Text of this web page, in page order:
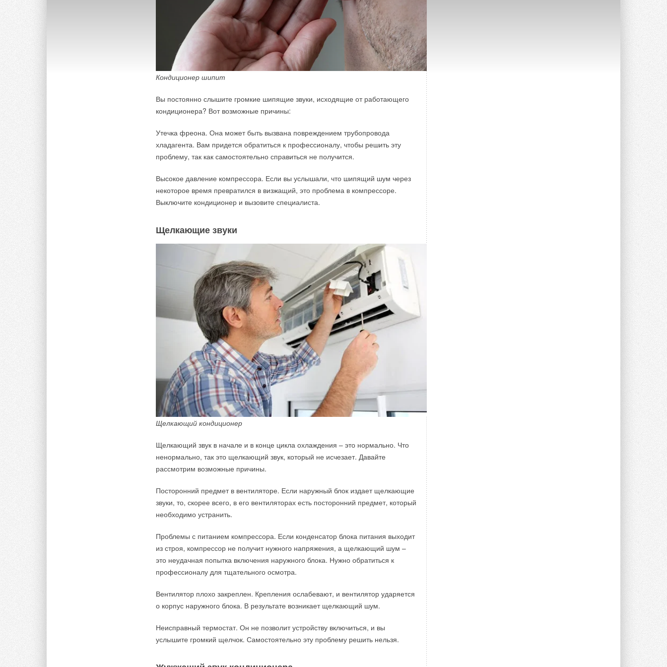
Кондиционер шипит
Вы постоянно слышите громкие шипящие звуки, исходящие от работающего
кондиционера? Вот возможные причины:
Утечка фреона. Она может быть вызвана повреждением трубопровода
хладагента. Вам придется обратиться к профессионалу, чтобы решить эту
проблему, так как самостоятельно справиться не получится.
Высокое давление компрессора. Если вы услышали, что шипящий шум через
некоторое время превратился в визжащий, это проблема в компрессоре.
Выключите кондиционер и вызовите специалиста.
Щелкающие звуки
Щелкающий кондиционер
Щелкающий звук в начале и в конце цикла охлаждения – это нормально. Что
ненормально, так это щелкающий звук, который не исчезает. Давайте
рассмотрим возможные причины.
Посторонний предмет в вентиляторе. Если наружный блок издает щелкающие
звуки, то, скорее всего, в его вентиляторах есть посторонний предмет, который
необходимо устранить.
Проблемы с питанием компрессора. Если конденсатор блока питания выходит
из строя, компрессор не получит нужного напряжения, а щелкающий шум –
это неудачная попытка включения наружного блока. Нужно обратиться к
профессионалу для тщательного осмотра.
Вентилятор плохо закреплен. Крепления ослабевают, и вентилятор ударяется
о корпус наружного блока. В результате возникает щелкающий шум.
Неисправный термостат. Он не позволит устройству включиться, и вы
услышите громкий щелчок. Самостоятельно эту проблему решить нельзя.